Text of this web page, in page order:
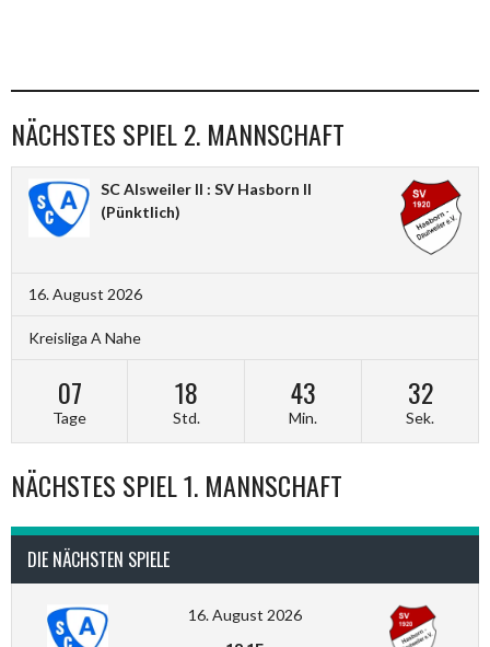
NÄCHSTES SPIEL 2. MANNSCHAFT
SC Alsweiler II : SV Hasborn II
(Pünktlich)
16. August 2026
Kreisliga A Nahe
07
Tage
18
Std.
43
Min.
31
Sek.
NÄCHSTES SPIEL 1. MANNSCHAFT
DIE NÄCHSTEN SPIELE
16. August 2026